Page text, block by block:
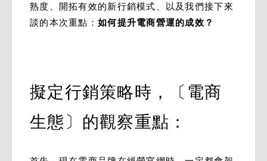
熟度、開拓有效的新行銷模式、以及我們接下來
談的本次重點： 如何提升電商營運的成效？
擬定行銷策略時，〔電商
生態〕的觀察重點：